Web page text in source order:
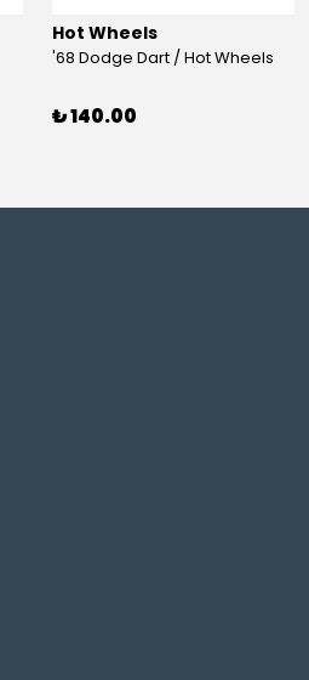
Hot Wheels
'68 Dodge Dart / Hot Wheels
₺ 140.00